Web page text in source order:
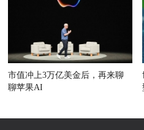
市值冲上3万亿美金后，再来聊
聊苹果AI